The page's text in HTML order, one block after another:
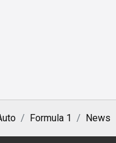
Formula 1 News